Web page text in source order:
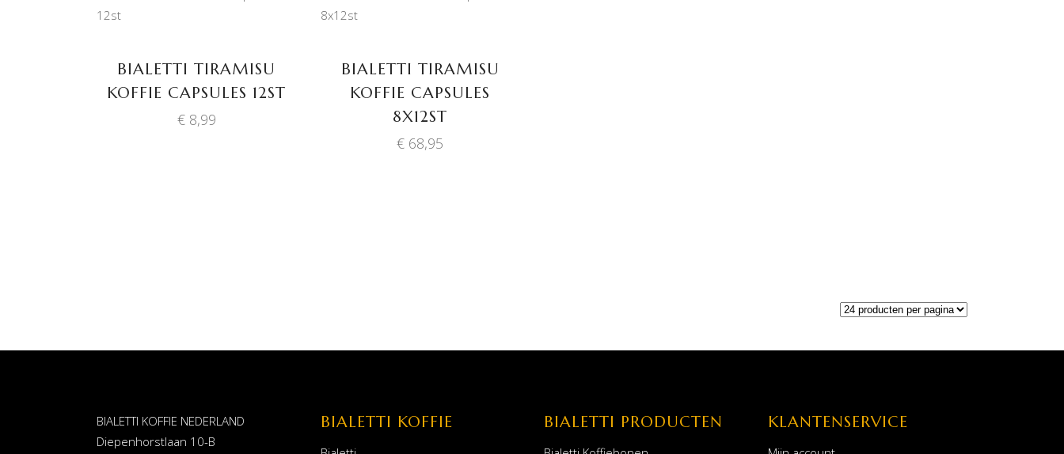
BIALETTI TIRAMISU
KOFFIE CAPSULES 12ST
€8,99
BIALETTI TIRAMISU
KOFFIE CAPSULES
8X12ST
€ 68,95
BIALETTI KOFFIE NEDERLAND
Diepenhorstlaan 10-B
BIALETTI KOFFIE BIALETTI PRODUCTEN KLANTENSERVICE